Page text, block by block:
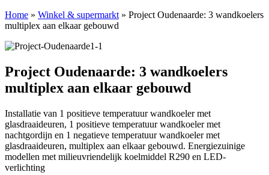
Home » Winkel & supermarkt » Project Oudenaarde: 3 wandkoelers
multiplex aan elkaar gebouwd
Project Oudenaarde: 3 wandkoelers
multiplex aan elkaar gebouwd
Installatie van 1 positieve temperatuur wandkoeler met
glasdraaideuren, 1 positieve temperatuur wandkoeler met
nachtgordijn en 1 negatieve temperatuur wandkoeler met
glasdraaideuren, multiplex aan elkaar gebouwd. Energiezuinige
modellen met milieuvriendelijk koelmiddel R290 en LED-
verlichting